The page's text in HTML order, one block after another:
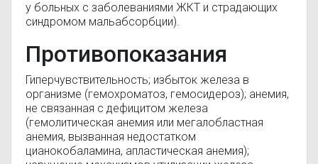
у больных с заболеваниями ЖКТ и страдающих
синдромом мальабсорбции).
Противопоказания
Гиперчувствительность; избыток железа в
организме (гемохроматоз, гемосидероз); анемия,
не связанная с дефицитом железа
(гемолитическая анемия или мегалобластная
анемия, вызванная недостатком
цианокобаламина, апластическая анемия);